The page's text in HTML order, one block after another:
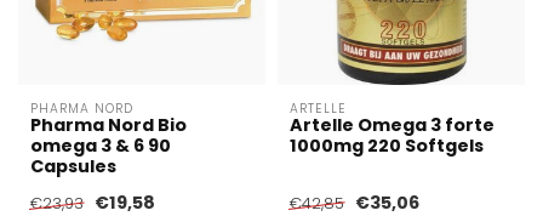
PHARMA NORD
Pharma Nord Bio
omega 3 & 6 90
Capsules
€23,93 €19,58
ARTELLE
Artelle Omega 3 forte
1000mg 220 Softgels
€42,85 €35,06